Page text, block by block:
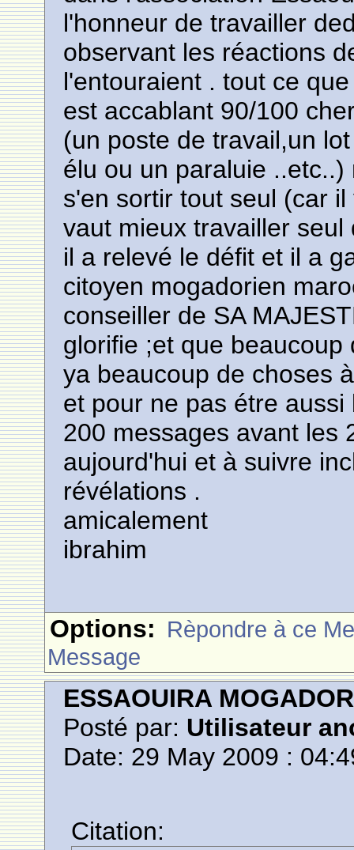
l'honneur de travailler
observant les réactions
l'entouraient . tout ce
est accablant 90/100
(un poste de travail,un
élu ou un paraluie
s'en sortir tout seul (car
vaut mieux travailler
il a relevé le défit et il a
citoyen mogadorien
conseiller de SA
glorifie ;et que
ya beaucoup de choses
et pour ne pas étre
200 messages avant les
aujourd'hui et à suivre
révélations .
amicalement
ibrahim
Options: Rèpondre à ce
Message
ESSAOUIRA MOGADOR
Posté par: Utilisateur
Date: 29 May 2009 :
Citation: